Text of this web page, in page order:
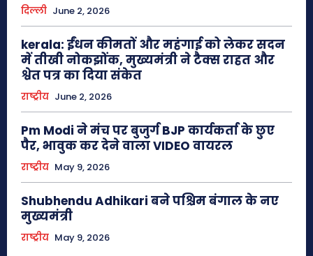
दिल्ली June 2, 2026
kerala: ईंधन कीमतों और महंगाई को लेकर सदन
में तीखी नोकझोंक, मुख्यमंत्री ने टैक्स राहत और
श्वेत पत्र का दिया संकेत
राष्ट्रीय June 2, 2026
Pm Modi ने मंच पर बुजुर्ग BJP कार्यकर्ता के छुए
पैर, भावुक कर देने वाला VIDEO वायरल
राष्ट्रीय May 9, 2026
Shubhendu Adhikari बने पश्चिम बंगाल के नए
मुख्यमंत्री
राष्ट्रीय May 9, 2026